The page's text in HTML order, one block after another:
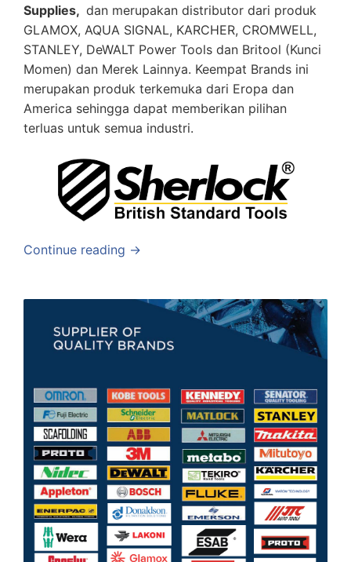
Supplies, dan merupakan distributor dari produk
GLAMOX, AQUA SIGNAL, KARCHER, CROMWELL,
STANLEY, DeWALT Power Tools dan Britool (Kunci
Momen) dan Merek Lainnya. Keempat Brands ini
merupakan produk terkemuka dari Eropa dan
America sehingga dapat memberikan pilihan
terluas untuk semua industri.
Continue reading →